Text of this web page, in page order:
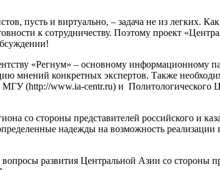
пусть и виртуально, – задача не из легких.
к сотрудничеству. Поэтому проект
«Регнум» – основному информационному
мнений конкретных экспертов. Также
(http://www.ia-centr.ru) и Политологического
со стороны представителей российского и
надежды на возможность
развития Центральной Азии со стороны